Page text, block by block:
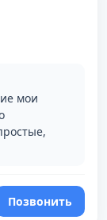
мои
Позвонить